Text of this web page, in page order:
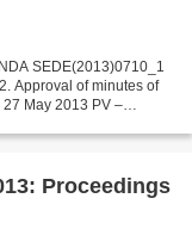
SEDE(2013)0710_1
Approval of minutes of
May 2013 PV –
Proceedings